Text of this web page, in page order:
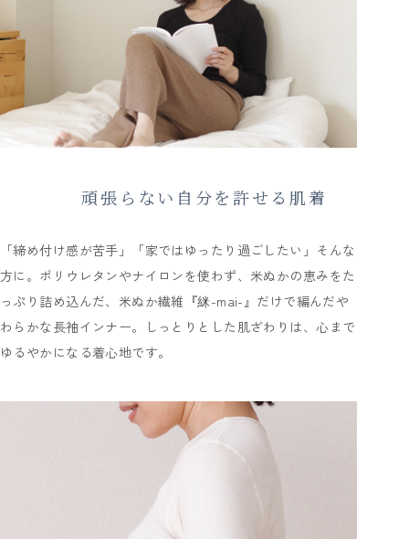
頑張らない自分を許せる肌着
「締め付け感が苦手」「家ではゆったり過ごしたい」そんな
方に。ポリウレタンやナイロンを使わず、米ぬかの恵みをた
っぷり詰め込んだ、米ぬか繊維『䋛-mai-』だけで編んだや
わらかな長袖インナー。しっとりとした肌ざわりは、心まで
ゆるやかになる着心地です。